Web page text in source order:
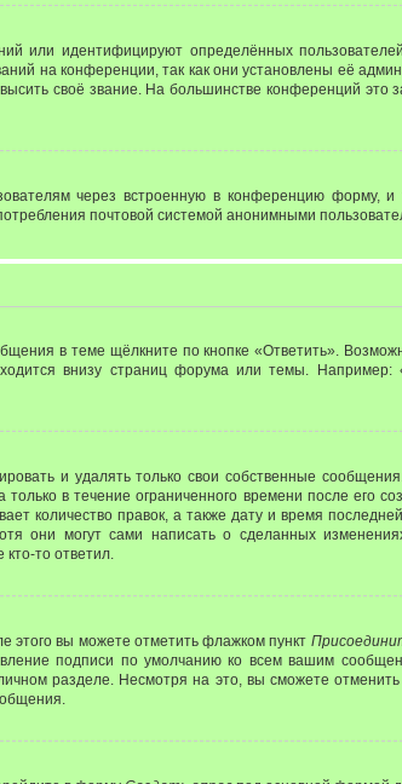
или идентифицируют определённых
на конференции, так как они установлены её
своё звание. На большинстве конференций это
через встроенную в конференцию форму, и
почтовой системой анонимными
в теме щёлкните по кнопке «Ответить».
внизу страниц форума или темы.
и удалять только свои собственные
в течение ограниченного времени после его
количество правок, а также дату и время
они могут сами написать о сделанных
то ответил.
этого вы можете отметить флажком пункт
подписи по умолчанию ко всем вашим
разделе. Несмотря на это, вы сможете